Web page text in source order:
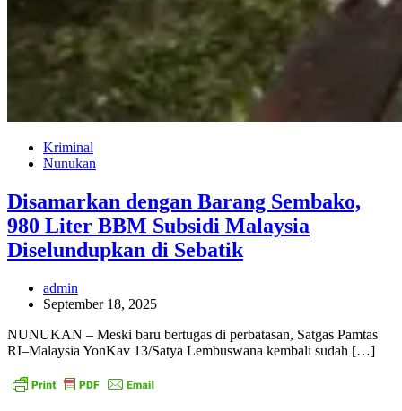
Kriminal
Nunukan
Disamarkan dengan Barang Sembako,
980 Liter BBM Subsidi Malaysia
Diselundupkan di Sebatik
admin
September 18, 2025
NUNUKAN – Meski baru bertugas di perbatasan, Satgas Pamtas
RI–Malaysia YonKav 13/Satya Lembuswana kembali sudah […]